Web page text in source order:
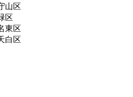
山区
区
東区
白区